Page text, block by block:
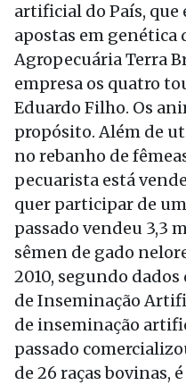
artificial do País, que
apostas em genética
Agropecuária Terra
empresa os quatro
Eduardo Filho. Os
propósito. Além de
no rebanho de
pecuarista está
quer participar de
passado vendeu 3,3
sêmen de gado
2010, segundo
de Inseminação
de inseminação
passado
de 26 raças bovinas,